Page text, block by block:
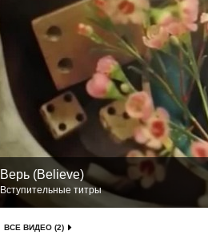
Верь (Believe)
Вступительные титры
ВСЕ ВИДЕО (2)